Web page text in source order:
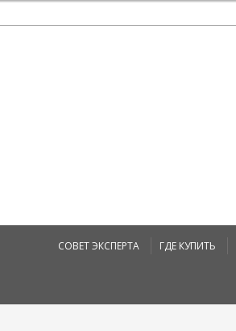
СОВЕТ ЭКСПЕРТА ГДЕ КУПИТЬ